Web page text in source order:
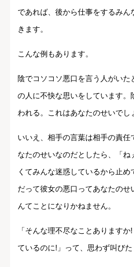
であれば、後から仕事をするみん
きます。
こんな例もあります。
陰でコソコソ悪口を言う人がいた
の人に不快な思いをしています。
われる。これはあなたのせいでし
いいえ、相手の言葉は相手の責任
なたのせいなのだとしたら、「ね
くてみんな迷惑しているから止め
だって彼女の悪口ってあなたのせ
んてことになりかねません。
「そんな理不尽なことあります
ているのに!」って、思わず叫びた